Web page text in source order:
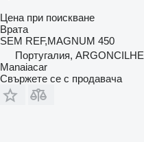
Цена при поискване
Врата
SEM REF,MAGNUM 450
Португалия, ARGONCILHE
Manaiacar
Свържете се с продавача